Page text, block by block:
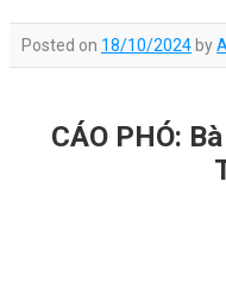
Posted on 18/10/2024 by
CÁO PHÓ: